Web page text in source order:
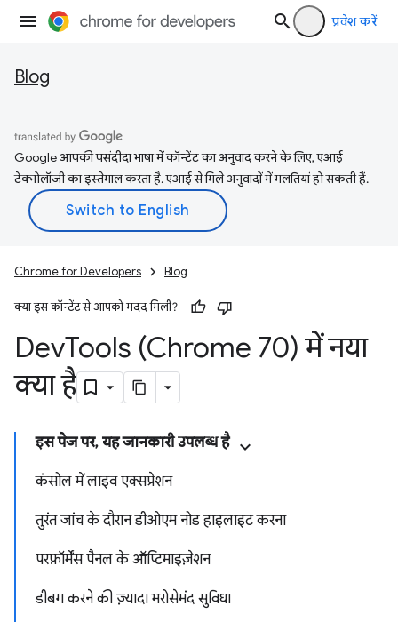
प्रवेश करें
Blog
Google आपकी पसंदीदा भाषा में कॉन्टेंट का अनुवाद करने के लिए, एआई
टेक्नोलॉजी का इस्तेमाल करता है. एआई से मिले अनुवादों में गलतियां हो सकती हैं.
Chrome for Developers Blog
क्या इस कॉन्टेंट से आपको मदद मिली?
DevTools (Chrome 70) में नया
क्या है
इस पेज पर, यह जानकारी उपलब्ध है
कंसोल में लाइव एक्सप्रेशन
तुरंत जांच के दौरान डीओएम नोड हाइलाइट करना
परफ़ॉर्मेंस पैनल के ऑप्टिमाइज़ेशन
डीबग करने की ज़्यादा भरोसेमंद सुविधा